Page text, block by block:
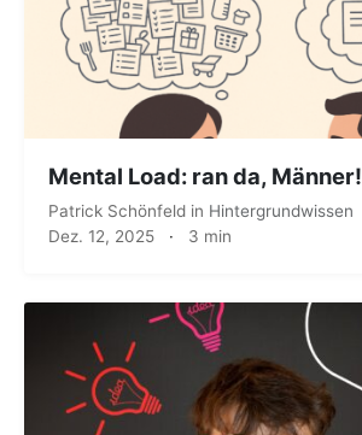
Mental Load: ran da, Männer!
Patrick Schönfeld in Hintergrundwissen
Dez. 12, 2025 · 3 min